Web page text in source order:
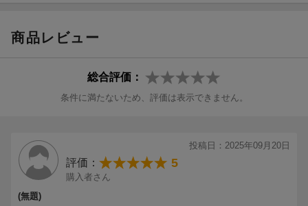
morrow
第4話：ロトパゴスの中で/Among the Lotus Eaters
第5話：シャレード/Charades
第6話：ロスト・イン・トランスレーション/Lost in Translation
第7話：大昔のサイエンティスト/Those Old Scientists
第9話：亜空間ラプソディ/Subspace Rhapsody
第10話：覇権/Hegemony
※収録内容は変更となる場合がございます。
ジェニー・ルメット
製作総指揮：
監督：ジョナサン・フレイクス ほか
TM & (C) 2024 CBS Studios Inc. STAR TREK and related marks a
商品レビュー
総合評価：
条件に満たないため、評価は表示できません。
投稿日：2025年09月20日
評価： 5
購入者さん
(無題)